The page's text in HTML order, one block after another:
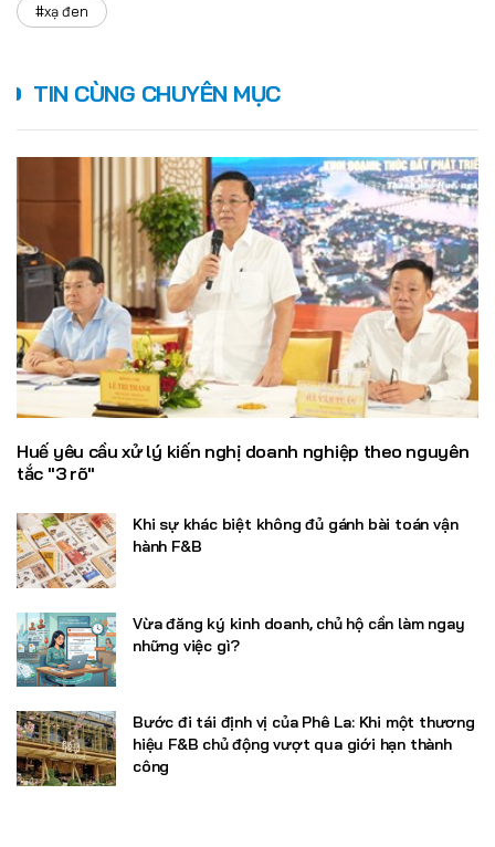
#xạ đen
TIN CÙNG CHUYÊN MỤC
Huế yêu cầu xử lý kiến nghị doanh nghiệp theo nguyên
tắc "3 rõ"
Khi sự khác biệt không đủ gánh bài toán vận
hành F&B
Vừa đăng ký kinh doanh, chủ hộ cần làm ngay
những việc gì?
Bước đi tái định vị của Phê La: Khi một thương
hiệu F&B chủ động vượt qua giới hạn thành
công